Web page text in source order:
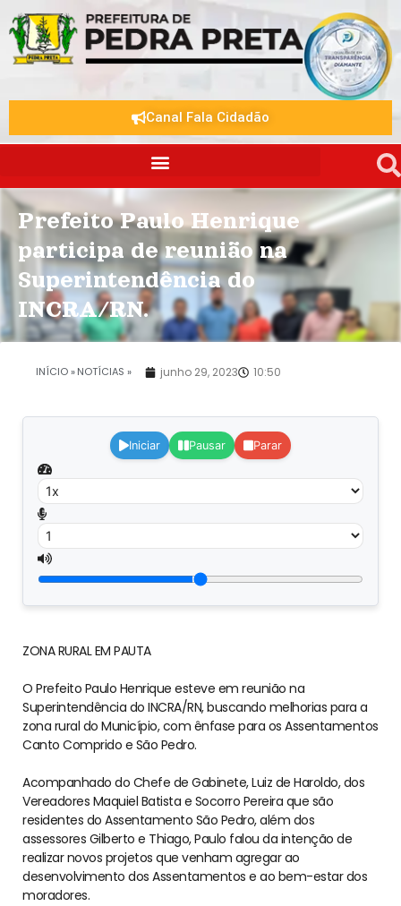
Canal Fala Cidadão
Prefeito Paulo Henrique
participa de reunião na
Superintendência do
INCRA/RN..
junho 29, 2023 10:50
INÍCIO »NOTÍCIAS »
Iniciar Pausar Parar
ZONA RURAL EM PAUTA
O Prefeito Paulo Henrique esteve em reunião na
Superintendência do INCRA/RN, buscando melhorias para a
zona rural do Município, com ênfase para os Assentamentos
Canto Comprido e São Pedro.
Acompanhado do Chefe de Gabinete, Luiz de Haroldo, dos
Vereadores Maquiel Batista e Socorro Pereira que são
residentes do Assentamento São Pedro, além dos
assessores Gilberto e Thiago, Paulo falou da intenção de
realizar novos projetos que venham agregar ao
desenvolvimento dos Assentamentos e ao bem-estar dos
moradores.